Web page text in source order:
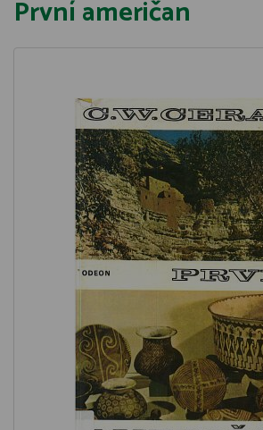
První američan